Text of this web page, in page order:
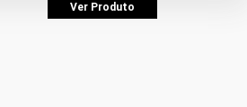
Ver Produto